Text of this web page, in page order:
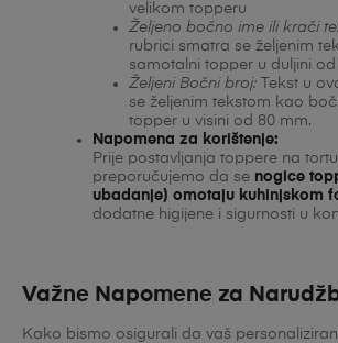
velikom topperu
Željeno bočno ime ili krači
rubrici smatra se željenim
samotalni topper u duljini
Željeni Bočni broj:
Tekst u
se željenim tekstom kao
topper u visini od 80 mm.
Napomena za korištenje:
Prije postavljanja toppere na
preporučujemo da se nogice
ubadanje) omotaju kuhinjskom
dodatne higijene i sigurnosti u
Važne Napomene za
Kako bismo osigurali da vaš